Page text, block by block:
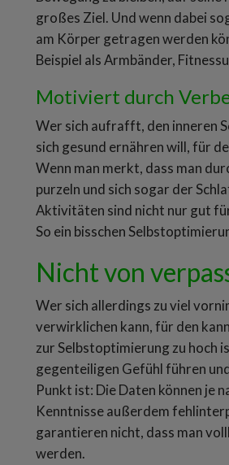
großes Ziel. Und wenn dabei
am Körper getragen werden
Beispiel als Armbänder,
Motiviert durch
Wer sich aufrafft, den inneren
sich gesund ernähren will, für
Wenn man merkt, dass man
purzeln und sich sogar der
Aktivitäten sind nicht nur gut
So ein bisschen
Nicht von
Wer sich allerdings zu viel
verwirklichen kann, für den
zur Selbstoptimierung zu hoch
gegenteiligen Gefühl führen
Punkt ist: Die Daten können je
Kenntnisse außerdem
garantieren nicht, dass man
werden.